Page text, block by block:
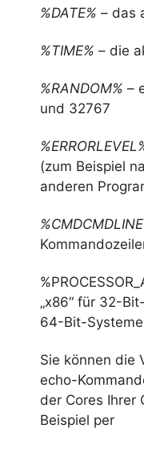
%DATE% – das
%TIME% – die
%RANDOM% –
und 32767
(zum Beispiel
anderen
„x86“ für 32-
64-Bit-
Sie können die
echo-
der Cores Ihrer
Beispiel per